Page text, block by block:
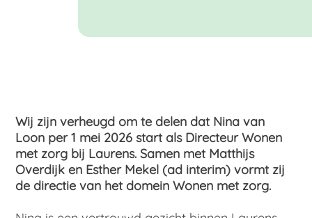
Wij zijn verheugd om te delen dat Nina van
Loon per 1 mei 2026 start als Directeur Wonen
met zorg bij Laurens. Samen met Matthijs
Overdijk en Esther Mekel (ad interim) vormt zij
de directie van het domein Wonen met zorg.